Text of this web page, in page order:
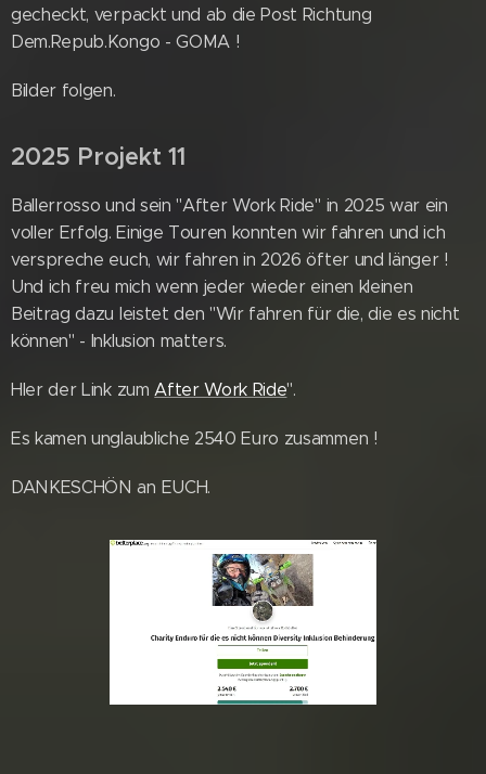
gecheckt, verpackt und ab die Post Richtung
Dem.Repub.Kongo - GOMA !
Bilder folgen.
2025 Projekt 11
Ballerrosso und sein "After Work Ride" in 2025 war ein
voller Erfolg. Einige Touren konnten wir fahren und ich
verspreche euch, wir fahren in 2026 öfter und länger !
Und ich freu mich wenn jeder wieder einen kleinen
Beitrag dazu leistet den "Wir fahren für die, die es nicht
können" - Inklusion matters.
HIer der Link zumAfter Work Ride".
Es kamen unglaubliche 2540 Euro zusammen !
DANKESCHÖN an EUCH.